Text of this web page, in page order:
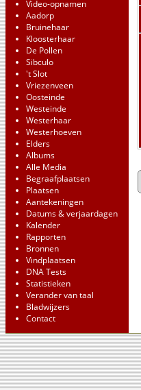
Video-opnamen
Aadorp
Bruinehaar
Kloosterhaar
De Pollen
Sibculo
't Slot
Vriezenveen
Oosteinde
Westeinde
Westerhaar
Westerhoeven
Elders
Albums
Alle Media
Begraafplaatsen
Plaatsen
Aantekeningen
Datums & verjaardagen
Kalender
Rapporten
Bronnen
Vindplaatsen
DNA Tests
Statistieken
Verander van taal
Bladwijzers
Contact